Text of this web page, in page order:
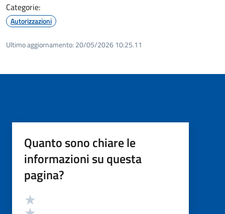
Categorie:
Autorizzazioni
Ultimo aggiornamento: 20/05/2026 10:25.11
Quanto sono chiare le
informazioni su questa
pagina?
Valutazione